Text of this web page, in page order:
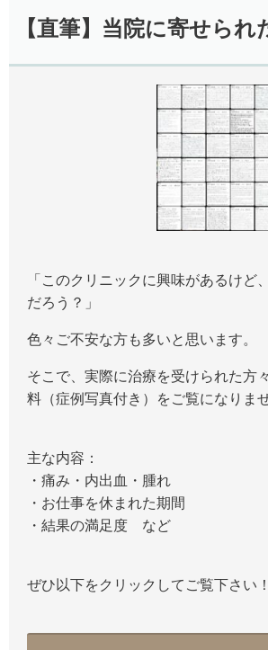
【直筆】当院に寄せられ
「このクリニックに興味があるけど
だろう？」
色々ご不安な方も多いと思います。
そこで、実際に治療を受けられた方
料（症例写真付き）をご覧になりま
主な内容：
・痛み・内出血・腫れ
・お仕事を休まれた期間
・結果の満足度 など
ぜひ以下をクリックしてご覧下さい！